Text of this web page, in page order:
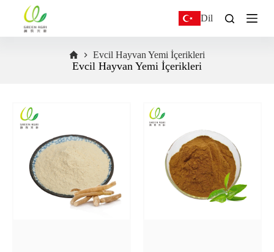
Dil
Evcil Hayvan Yemi İçerikleri
Evcil Hayvan Yemi İçerikleri